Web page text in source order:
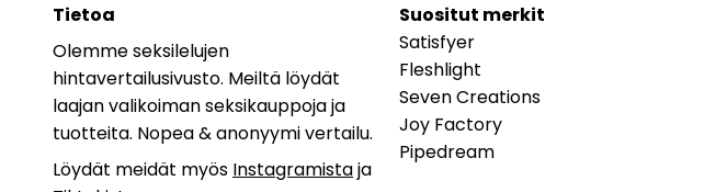
Tietoa
Olemme seksilelujen
hintavertailusivusto. Meiltä löydät
laajan valikoiman seksikauppoja ja
tuotteita. Nopea & anonyymi vertailu.
Löydät meidät myös Instagramistaja
Suositut merkit
Satisfyer
Fleshlight
Seven Creations
Joy Factory
Pipedream